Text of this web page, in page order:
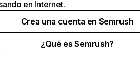
en Internet.
Crea una cuenta en Semrush
¿Qué es Semrush?